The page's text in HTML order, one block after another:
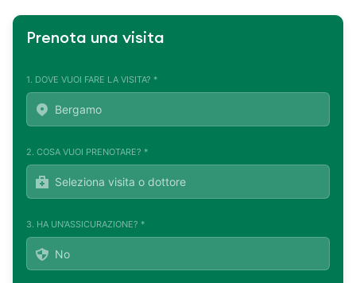
Prenota una visita
1. DOVE VUOI FARE LA VISITA? *
2. COSA VUOI PRENOTARE? *
3. HA UN'ASSICURAZIONE? *